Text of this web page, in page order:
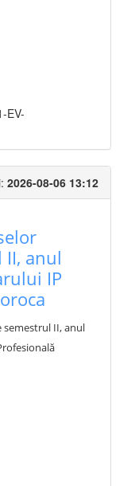
EV-
2026-08-06 13:12
anul
IP
II, anul